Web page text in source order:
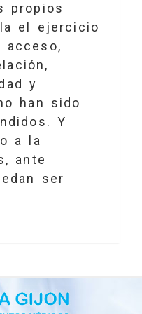
propios
el ejercicio
acceso,
y
han sido
Y
a la
ante
ser